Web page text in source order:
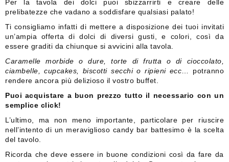
Per la tavola dei dolci puoi sbizzarrirti e creare delle
prelibatezze che vadano a soddisfare qualsiasi palato!
Ti consigliamo infatti di mettere a disposizione dei tuoi invitati
un’ampia offerta di dolci di diversi gusti, e colori, così da
essere graditi da chiunque si avvicini alla tavola.
Caramelle morbide o dure, torte di frutta o di cioccolato,
ciambelle, cupcakes, biscotti secchi o ripieni ecc … potranno
rendere ancora più delizioso il vostro buffet.
Puoi acquistare a buon prezzo tutto il necessario con un
semplice click!
L’ultimo, ma non meno importante, particolare per riuscire
nell’intento di un meraviglioso candy bar battesimo è la scelta
del tavolo.
Ricorda che deve essere in buone condizioni così da fare da